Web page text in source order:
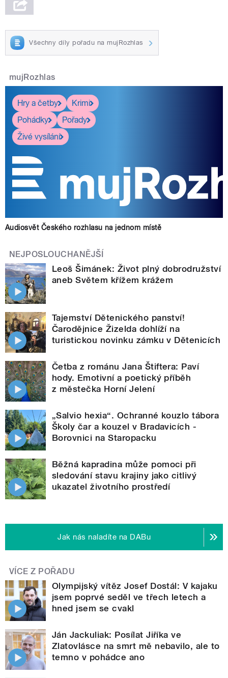
Všechny díly pořadu na mujRozhlas
mujRozhlas
Hry a četby
Krimi
Pohádky
Pořady
Živé vysílání
Audiosvět Českého rozhlasu na jednom místě
NEJPOSLOUCHANĚJŠÍ
Leoš Šimánek: Život plný dobrodružství
aneb Světem křížem krážem
Tajemství Dětenického panství!
Čarodějnice Žizelda dohlíží na
turistickou novinku zámku v Dětenicích
Četba z románu Jana Štiftera: Paví
hody. Emotivní a poetický příběh
z městečka Horní Jelení
„Salvio hexia“. Ochranné kouzlo tábora
Školy čar a kouzel v Bradavicích -
Borovnici na Staropacku
Běžná kapradina může pomoci při
sledování stavu krajiny jako citlivý
ukazatel životního prostředí
Jak nás naladíte na DABu
VÍCE Z POŘADU
Olympijský vítěz Josef Dostál: V kajaku
jsem poprvé seděl ve třech letech a
hned jsem se cvakl
Ján Jackuliak: Posílat Jiříka ve
Zlatovlásce na smrt mě nebavilo, ale to
temno v pohádce ano